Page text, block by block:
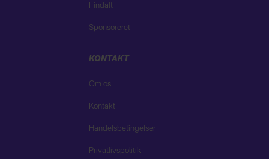
Findalt
Sponsoreret
KONTAKT
Om os
Kontakt
Handelsbetingelser
Privatlivspolitik